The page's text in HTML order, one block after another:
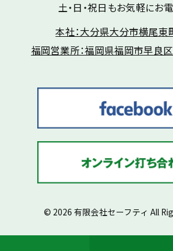
土・日・祝日もお気軽にお
本社：大分県大分市横尾
福岡営業所：福岡県福岡市早良
© 2026 有限会社セーフティ All